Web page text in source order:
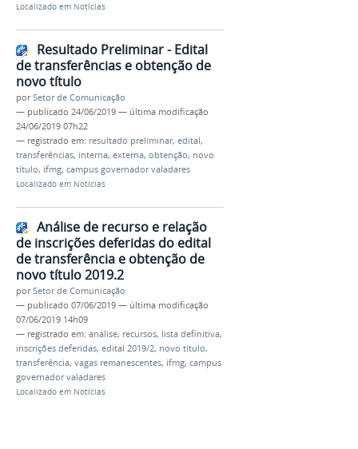
Localizado em Notícias
Resultado Preliminar - Edital
de transferências e obtenção de
novo título
porSetor de Comunicação
— publicado 24/06/2019 — última modificação
24/06/2019 07h22
— registrado em: resultado preliminar, edital,
transferências, interna, externa, obtenção, novo
título, ifmg, campus governador valadares
Localizado em Notícias
Análise de recurso e relação
de inscrições deferidas do edital
de transferência e obtenção de
novo título 2019.2
porSetor de Comunicação
— publicado 07/06/2019 — última modificação
07/06/2019 14h09
— registrado em: análise, recursos, lista definitiva,
inscrições deferidas, edital 2019/2, novo título,
transferência, vagas remanescentes, ifmg, campus
governador valadares
Localizado em Notícias